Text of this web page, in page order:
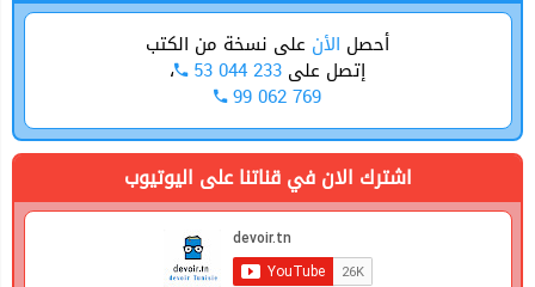
أحصل الأن على نسخة من الكتب
إتصل على 53 044 233 ،
99 062 769
اشترك الان في قناتنا على اليوتيوب